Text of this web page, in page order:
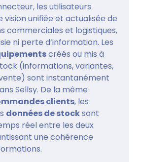
les utilisateurs
vision unifiée et actualisée de
commerciales et logistiques,
ni perte d’information. Les
créés ou mis à
(informations, variantes,
sont instantanément
Sellsy. De la même
clients, les
données de stocksont
réel entre les deux
une cohérence